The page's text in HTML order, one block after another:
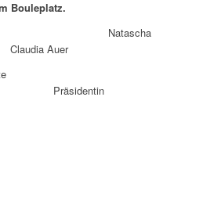
Bouleplatz.
Natascha
Auer
Präsidentin